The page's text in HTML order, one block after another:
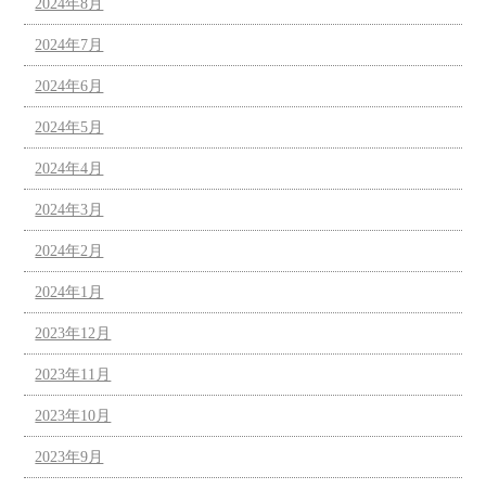
2024年8月
2024年7月
2024年6月
2024年5月
2024年4月
2024年3月
2024年2月
2024年1月
2023年12月
2023年11月
2023年10月
2023年9月